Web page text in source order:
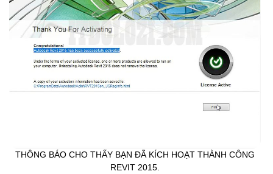
THÔNG BÁO CHO THẤY BẠN ĐÃ KÍCH HOẠT THÀNH CÔNG
REVIT 2015.